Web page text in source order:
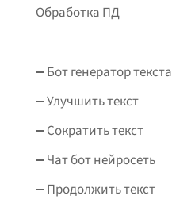
Обработка ПД
Бот генератор текста
Улучшить текст
Сократить текст
Чат бот нейросеть
Продолжить текст